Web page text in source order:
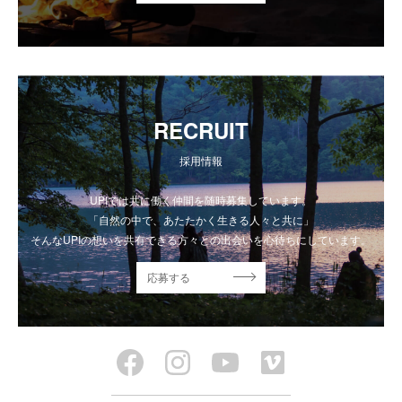
RECRUIT
採用情報
UPIでは共に働く仲間を随時募集しています。
「自然の中で、あたたかく生きる人々と共に」
そんなUPIの想いを共有できる方々との出会いを心待ちにしています。
応募する